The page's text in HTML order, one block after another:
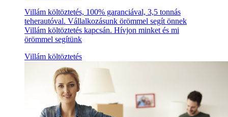
Villám költöztetés, 100% garanciával, 3,5 tonnás
teherautóval. Vállalkozásunk örömmel segít önnek
Villám költöztetés kapcsán. Hívjon minket és mi
örömmel segítünk
Villám költöztetés